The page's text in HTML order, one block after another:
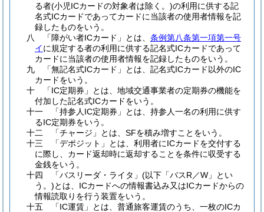
る者(小児ICカードの対象者は除く。)の利用に供する記
名式ICカードであってカードに当該者の使用者情報を記
録したものをいう。
八
「障がい者ICカード」とは、 条例第八条第一項第一号
イに規定する者の利用に供する記名式ICカードであって
カードに当該者の使用者情報を記録したものをいう。
九
「無記名式ICカード」とは、記名式ICカード以外のIC
カードをいう。
十
「IC定期券」とは、地域交通事業者の定期券の機能を
付加した記名式ICカードをいう。
十一
「持参人IC定期券」とは、持参人一名の利用に供す
るIC定期券をいう。
十二
「チャージ」とは、SFを積み増すことをいう。
十三
「デポジット」とは、利用者にICカードを交付する
に際し、カード返却時に返却することを条件に収受する
金銭をいう。
十四
「バスリーダ・ライタ」 (以下「バスR／W」とい
う。)とは、ICカードへの情報書込み又はICカードからの
情報読取りを行う装置をいう。
十五
「IC運賃」とは、普通旅客運賃のうち、一枚のICカ